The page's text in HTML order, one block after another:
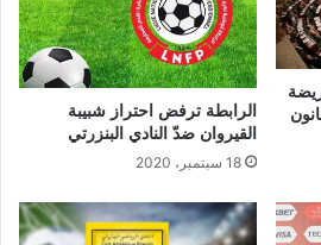
الرابطة ترفض احتراز شبيبة
القيروان ضدّ النادي البنزرتي‎
18 سبتمبر، 2020